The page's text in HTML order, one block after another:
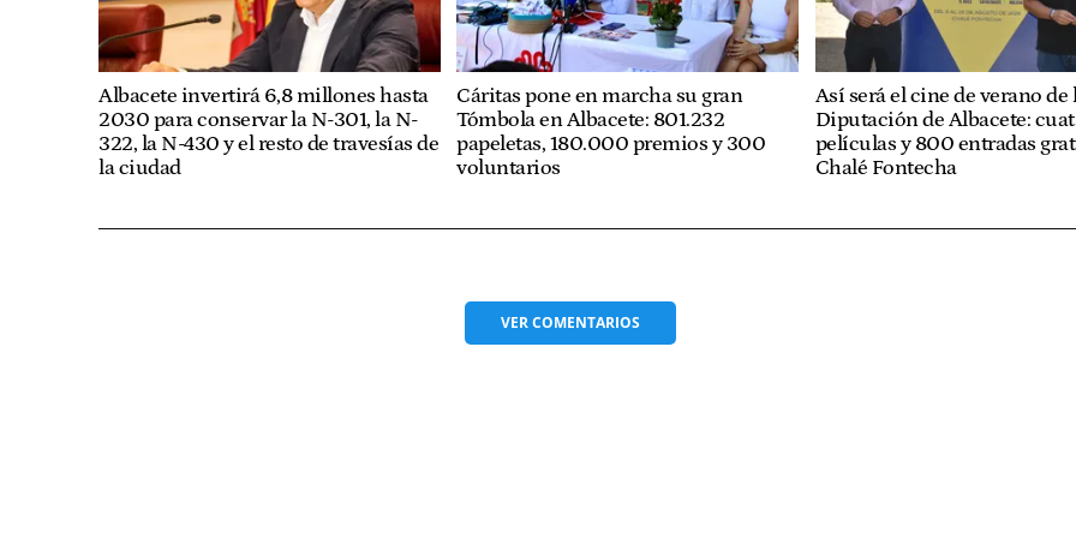
Albacete invertirá 6,8 millones hasta
2030 para conservar la N-301, la N-
322, la N-430 y el resto de travesías de
la ciudad
Cáritas pone en marcha su gran
Tómbola en Albacete: 801.232
papeletas, 180.000 premios y 300
voluntarios
Así será el cine de verano de
Diputación de Albacete:
películas y 800 entradas
Chalé Fontecha
VERCOMENTARIOS